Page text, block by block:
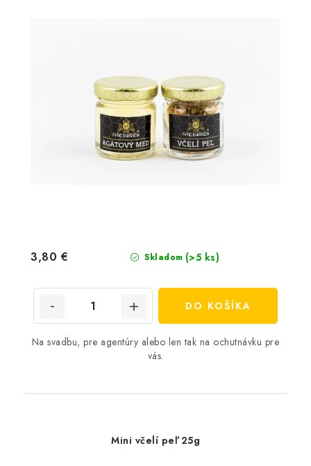
Skladom (>5 ks)
3,80 €
DO KOŠÍKA
Na svadbu, pre agentúry alebo len tak na ochutnávku pre
vás.
Mini včelí peľ 25g